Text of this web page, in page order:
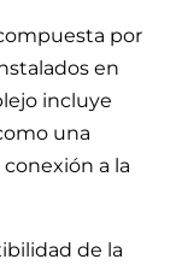
por
en
incluye
una
a la
de la